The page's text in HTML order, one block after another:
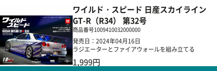
ワイルド・スピード 日産スカイライン
GT-R（R34） 第32号
商品番号1009410032000000
発売日：2024年04月16日
ラジエーターとファイアウォールを組み立てる
1,999円